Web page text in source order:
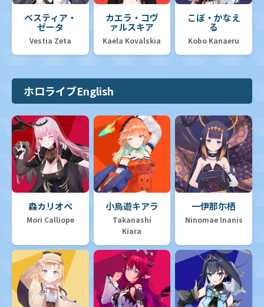
ベスティア・
ゼータ
Vestia Zeta
カエラ・コヴ
ァルスキア
Kaela Kovalskia
こぼ・かなえ
る
Kobo Kanaeru
ホロライブEnglish
森カリオペ
Mori Calliope
小鳥遊キアラ
Takanashi
Kiara
一伊那尓栖
Ninomae Inanis